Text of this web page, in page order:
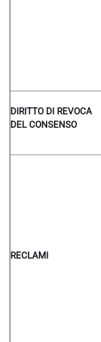
DIRITTO DI REVOCA
DEL CONSENSO
RECLAMI